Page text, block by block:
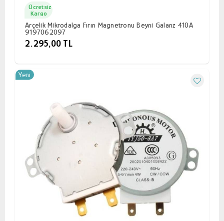
Arçelik Mikrodalga Fırın Magnetronu Beyni Galanz 410A
9197062097
2.295,00 TL
Ücretsiz
Kargo
Yeni